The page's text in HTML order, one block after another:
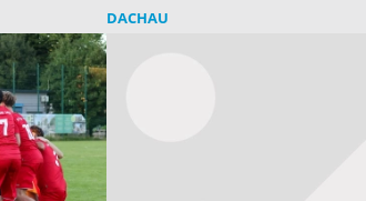
DACHAU